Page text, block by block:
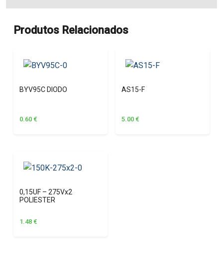
Produtos Relacionados
BYV95C DIODO
0.60 €
AS15-F
5.00 €
0,15UF – 275Vx2
POLIESTER
1.48 €